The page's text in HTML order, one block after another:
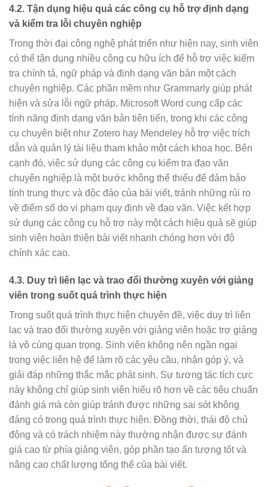
4.2. Tận dụng hiệu quả các công cụ hỗ trợ định dạng
và kiểm tra lỗi chuyên nghiệp
Trong thời đại công nghệ phát triển như hiện nay, sinh viên
có thể tận dụng nhiều công cụ hữu ích để hỗ trợ việc kiểm
tra chính tả, ngữ pháp và định dạng văn bản một cách
chuyên nghiệp. Các phần mềm như Grammarly giúp phát
hiện và sửa lỗi ngữ pháp, Microsoft Word cung cấp các
tính năng định dạng văn bản tiên tiến, trong khi các công
cụ chuyên biệt như Zotero hay Mendeley hỗ trợ việc trích
dẫn và quản lý tài liệu tham khảo một cách khoa học. Bên
cạnh đó, việc sử dụng các công cụ kiểm tra đạo văn
chuyên nghiệp là một bước không thể thiếu để đảm bảo
tính trung thực và độc đáo của bài viết, tránh những rủi ro
về điểm số do vi phạm quy định về đạo văn. Việc kết hợp
sử dụng các công cụ hỗ trợ này một cách hiệu quả sẽ giúp
sinh viên hoàn thiện bài viết nhanh chóng hơn với độ
chính xác cao.
4.3. Duy trì liên lạc và trao đổi thường xuyên với giảng
viên trong suốt quá trình thực hiện
Trong suốt quá trình thực hiện chuyên đề, việc duy trì liên
lạc và trao đổi thường xuyên với giảng viên hoặc trợ giảng
là vô cùng quan trọng. Sinh viên không nên ngần ngại
trong việc liên hệ để làm rõ các yêu cầu, nhận góp ý, và
giải đáp những thắc mắc phát sinh. Sự tương tác tích cực
này không chỉ giúp sinh viên hiểu rõ hơn về các tiêu chuẩn
đánh giá mà còn giúp tránh được những sai sót không
đáng có trong quá trình thực hiện. Đồng thời, thái độ chủ
động và có trách nhiệm này thường nhận được sự đánh
giá cao từ phía giảng viên, góp phần tạo ấn tượng tốt và
nâng cao chất lượng tổng thể của bài viết.